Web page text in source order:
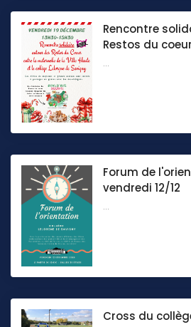
Rencontre
Restos du
...
Forum de
vendredi 12/12
...
Cross du